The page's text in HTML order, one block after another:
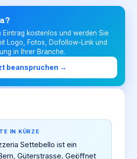
Eintrag kostenlos und werden Sie
Logo, Fotos, Dofollow-Link und
in Ihrer Branche.
beanspruchen →
IN KÜRZE
Settebello ist ein
Güterstrasse. Geöffnet